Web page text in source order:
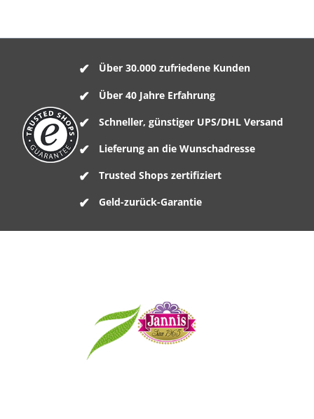
Über 30.000 zufriedene Kunden
Über 40 Jahre Erfahrung
Schneller, günstiger UPS/DHL Versand
Lieferung an die Wunschadresse
Trusted Shops zertifiziert
Geld-zurück-Garantie